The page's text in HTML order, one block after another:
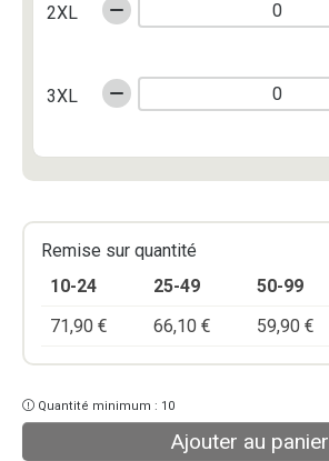
2XL
3XL
Remise sur quantité
10-24
25-49 50-99
71,90 € 66,10 € 59,90 €
Quantité minimum : 10
Ajouter au panier